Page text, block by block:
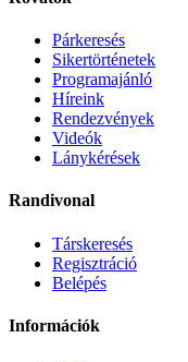
Párkeresés
Sikertörténetek
Programajánló
Híreink
Rendezvények
Videók
Lánykérések
Randivonal
Társkeresés
Regisztráció
Belépés
Információk